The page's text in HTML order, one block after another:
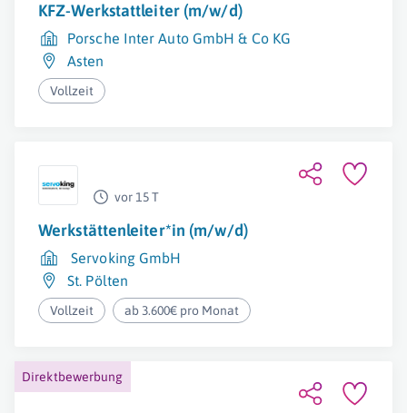
KFZ-Werkstattleiter (m/w/d)
Porsche Inter Auto GmbH & Co KG
Asten
Vollzeit
vor 15 T
Werkstättenleiter*in (m/w/d)
Servoking GmbH
St. Pölten
Vollzeit ab 3.600€ pro Monat
Direktbewerbung